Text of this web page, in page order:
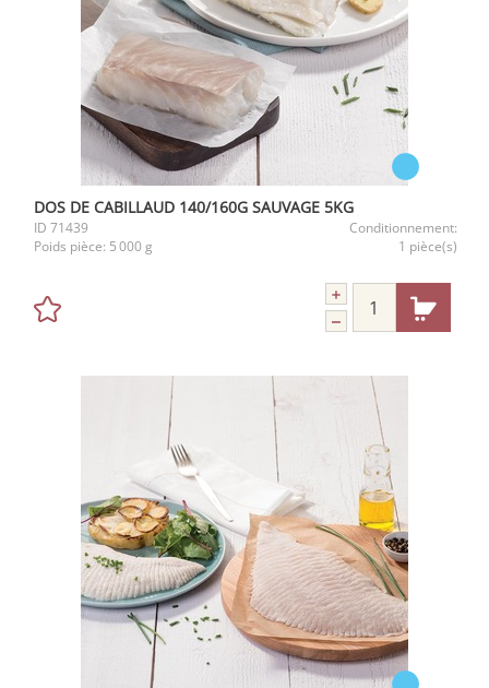
DOS DE CABILLAUD 140/160G SAUVAGE 5KG
ID 71439
Conditionnement:
Poids pièce: 5 000 g 1 pièce(s)